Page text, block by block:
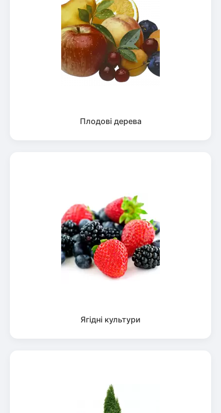
Плодові дерева
Ягідні культури